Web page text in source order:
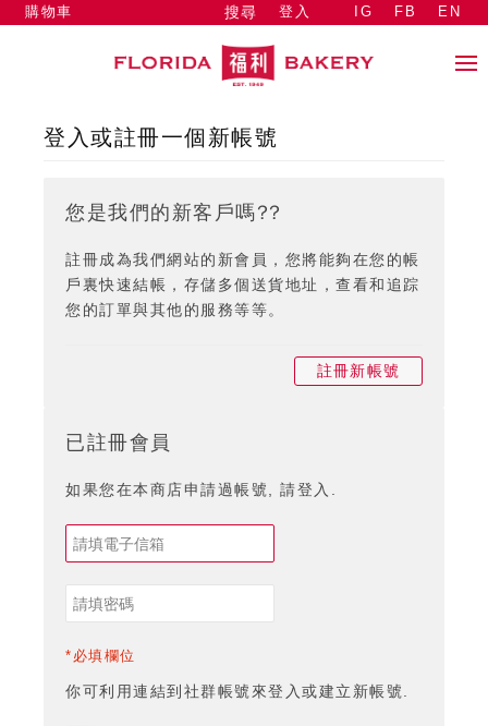
搜尋 登入
購物車 IG FB EN
登入或註冊一個新帳號
您是我們的新客戶嗎??
註冊成為我們網站的新會員，您將能夠在您的帳
戶裏快速結帳，存儲多個送貨地址，查看和追踪
您的訂單與其他的服務等等。
註冊新帳號
已註冊會員
如果您在本商店申請過帳號, 請登入.
*必填欄位
你可利用連結到社群帳號來登入或建立新帳號.